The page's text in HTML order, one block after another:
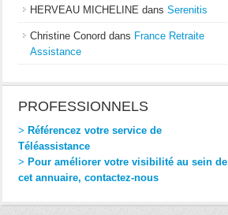
HERVEAU MICHELINE dans Serenitis
Christine Conord dans France Retraite
Assistance
PROFESSIONNELS
> Référencez votre service de
Téléassistance
> Pour améliorer votre visibilité au sein de
cet annuaire, contactez-nous